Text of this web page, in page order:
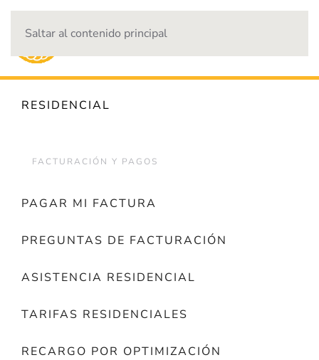
Saltar al contenido principal
RESIDENCIAL
FACTURACIÓN Y PAGOS
PAGAR MI FACTURA
PREGUNTAS DE FACTURACIÓN
ASISTENCIA RESIDENCIAL
TARIFAS RESIDENCIALES
RECARGO POR OPTIMIZACIÓN